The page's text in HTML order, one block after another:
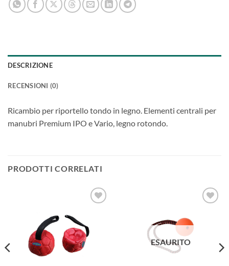
DESCRIZIONE
RECENSIONI (0)
Ricambio per riportello tondo in legno. Elementi centrali per
manubri Premium IPO e Vario, legno rotondo.
PRODOTTI CORRELATI
desideri
ESAURITO